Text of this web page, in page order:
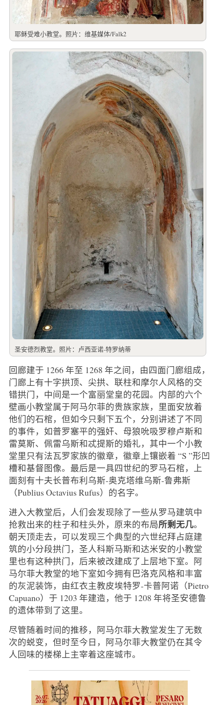
耶稣受难小教堂。照片：维基媒体/Falk2
圣安德烈教堂。照片：卢西亚诺-特罗纳蒂
回廊建于 1266 年至 1268 年之间，由四面门廊组成，
门廊上有十字拱顶、尖拱、联柱和摩尔人风格的交
错拱门，中间是一个富丽堂皇的花园。内部的六个
壁画小教堂属于阿马尔菲的贵族家族，里面安放着
他们的石棺，但如今只剩下五个，分别讲述了不同
的事件，如普罗塞平的强奸、母狼吮吸罗穆卢斯和
雷莫斯、佩雷乌斯和忒提斯的婚礼，其中一个小教
堂里只有法瓦罗家族的徽章，徽章上镶嵌着 “S ”形凹
槽和基督图像。最后是一具四世纪的罗马石棺，上
面刻有十夫长普布利乌斯-奥克塔维乌斯-鲁弗斯
（Publius Octavius Rufus）的名字。
进入大教堂后，人们会发现除了一些从罗马建筑中
抢救出来的柱子和柱头外，原来的布局所剩无几。
朝天顶走去，可以发现三个典型的六世纪拜占庭建
筑的小分段拱门，圣人科斯马斯和达米安的小教堂
里也有这种拱门，后来被改建成了上层地下室。阿
马尔菲大教堂的地下室如今拥有巴洛克风格和丰富
的灰泥装饰，由红衣主教皮埃特罗-卡普阿诺（Pietro
Capuano）于 1203 年建造，他于 1208 年将圣安德鲁
的遗体带到了这里。
尽管随着时间的推移，阿马尔菲大教堂发生了无数
次的蜕变，但时至今日，阿马尔菲大教堂仍在其令
人回味的楼梯上主宰着这座城市。